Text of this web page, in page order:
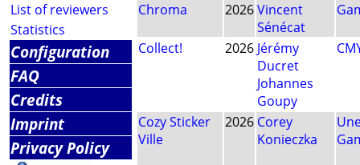
List of reviewers
Statistics
Configuration
FAQ
Credits
Imprint
Privacy Policy
Chroma
2026Vincent
Sénécat
Collect! 2026 Jérémy
Ducret
Johannes
Goupy
Cozy Sticker
Ville
2026 Corey
Konieczka